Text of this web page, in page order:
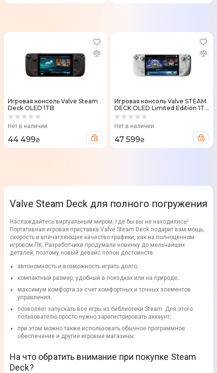
Игровая консоль Valve Steam
Deck OLED 1TB
Нет в наличии
44 499₴
Игровая консоль Valve STEAM
DECK OLED Limited Edition 1TB
White
Нет в наличии
47 599₴
Valve Steam Deck для полного погружения
Наслаждайтесь виртуальным миром, где бы вы не находились!
Портативная игровая приставка Valve Steam Deck подарит вам мощь,
скорость и впечатляющее качество графики, как на полноценном
игровом ПК. Разработчики продумали новинку до мельчайших
деталей, поэтому новый девайс полон достоинств:
автономность и возможность играть долго;
компактный размер, удобный в поездках или на природе;
максимум комфорта за счет комфортных и точных элементов
управления;
позволяет запускать все игры из библиотеки Steam. Для этого
пользователю просто нужно зарегистрировать аккаунт;
при этом можно также использовать обычное программное
обеспечение и другие игровые магазины.
На что обратить внимание при покупке Steam
Deck?